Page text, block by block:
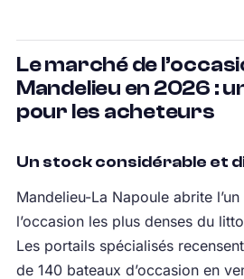
Le marché de
Mandelieu en 2026 :
pour les acheteurs
Un stock considérable et
Mandelieu-La Napoule abrite
l’occasion les plus denses du
Les portails spécialisés
de 140 bateaux d’occasion en